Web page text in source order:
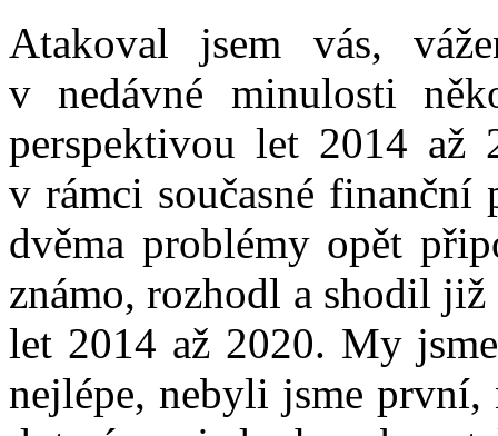
Atakoval jsem vás,
v nedávné minulosti
perspektivou let 2014 až
v rámci současné finanční
dvěma problémy opět
známo, rozhodl a shodil
let 2014 až 2020. My
nejlépe, nebyli jsme